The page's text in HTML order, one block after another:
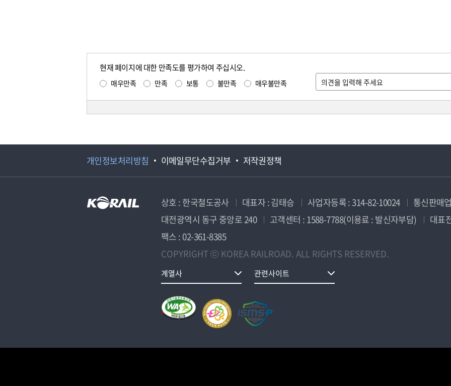
현재 페이지에 대한 만족도를 평가하여 주십시오.
매우만족 만족 보통 불만족 매우불만족
개인정보처리방침 이메일무단수집거부 저작권정책
상호 : 한국철도공사 대표자 : 김태승 사업자등록 : 314-82-10024
통신판매
대전광역시 동구 중앙로 240
고객센터 : 1588-7788(이용료 : 발신자부담)
대표
팩스 : 02-361-8385
COPYRIGHT ⓒ KOREA RAILROAD. ALL RIGHTS RESERVED.
계열사 관련사이트